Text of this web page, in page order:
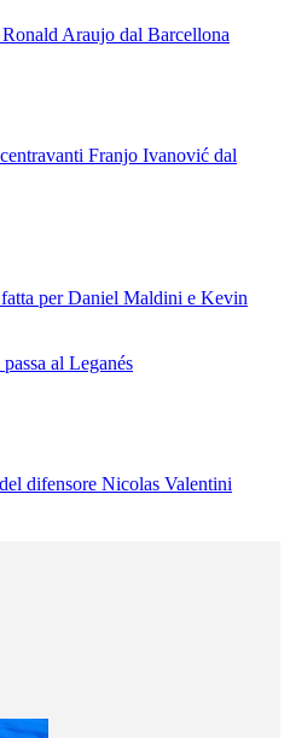
Araujo dal Barcellona
Franjo Ivanović dal
per Daniel Maldini e Kevin
al Leganés
difensore Nicolas Valentini